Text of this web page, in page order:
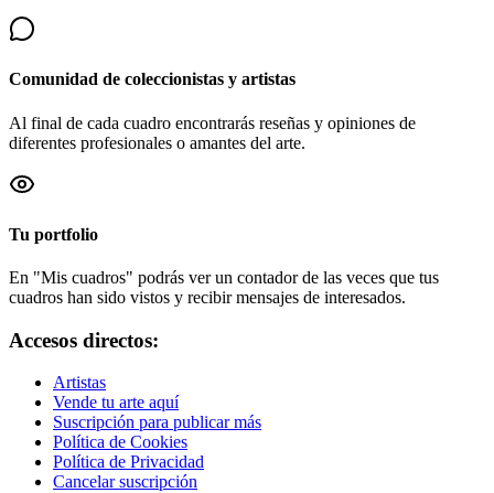
Comunidad de coleccionistas y artistas
Al final de cada cuadro encontrarás reseñas y opiniones de
diferentes profesionales o amantes del arte.
Tu portfolio
En "Mis cuadros" podrás ver un contador de las veces que tus
cuadros han sido vistos y recibir mensajes de interesados.
Accesos directos:
Artistas
Vende tu arte aquí
Suscripción para publicar más
Política de Cookies
Política de Privacidad
Cancelar suscripción